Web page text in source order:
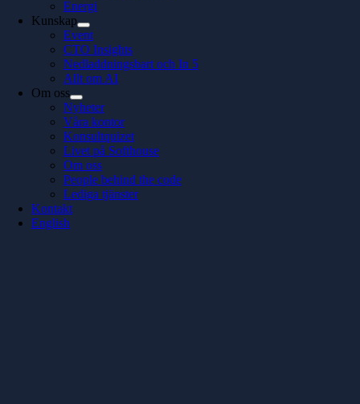
Energi
Kunskap
Event
CTO Insights
Nedladdningsbart och In 5
Allt om AI
Om oss
Nyheter
Våra kontor
Konsultquizet
Livet på Softhouse
Om oss
People behind the code
Lediga tjänster
Kontakt
English